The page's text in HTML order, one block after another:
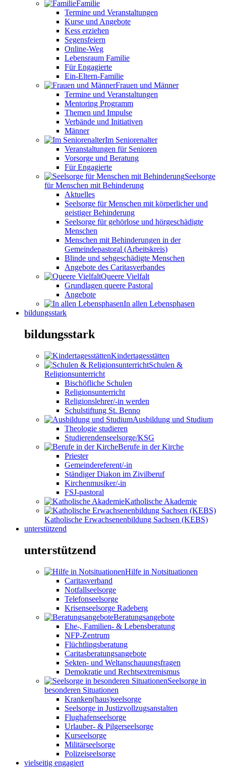
Familie
Termine und Veranstaltungen
Kurse und Angebote
Kess erziehen
Segensfeiern
Online-Weg
Lebensraum Familie
Für Engagierte
Ein-Eltern-Familie
Frauen und Männer
Termine und Veranstaltungen
Mentoring Programm
Themen und Impulse
Verbände und Initiativen
Männer
Im Seniorenalter
Veranstaltungen für Senioren
Vorsorge und Beratung
Für Engagierte
Seelsorge
für Menschen mit Behinderung
Aktuelles
Seelsorge für Menschen mit körperlicher und
geistiger Behinderung
Seelsorge für gehörlose und hörgeschädigte
Menschen
Menschen mit Behinderungen in der
Gemeindepastoral (Arbeitskreis)
Blinde und sehgeschädigte Menschen
Angebote des Caritasverbandes
Queere Vielfalt
Grundlagen queere Pastoral
Angebote
In allen Lebensphasen
bildungsstark
bildungsstark
Kindertagesstätten
Schulen &
Religionsunterricht
Bischöfliche Schulen
Religionsunterricht
Religionslehrer/-in werden
Schulstiftung St. Benno
Ausbildung und Studium
Theologie studieren
Studierendenseelsorge/KSG
Berufe in der Kirche
Priester
Gemeindereferent/-in
Ständiger Diakon im Zivilberuf
Kirchenmusiker/-in
FSJ-pastoral
Katholische Akademie
Katholische Erwachsenenbildung Sachsen (KEBS)
unterstützend
unterstützend
Hilfe in Notsituationen
Caritasverband
Notfallseelsorge
Telefonseelsorge
Krisenseelsorge Radeberg
Beratungsangebote
Ehe-, Familien- & Lebensberatung
NFP-Zentrum
Flüchtlingsberatung
Caritasberatungsangebote
Sekten- und Weltanschauungsfragen
Demokratie und Rechtsextremismus
Seelsorge in
besonderen Situationen
Kranken(haus)seelsorge
Seelsorge in Justizvollzugsanstalten
Flughafenseelsorge
Urlauber- & Pilgerseelsorge
Kurseelsorge
Militärseelsorge
Polizeiseelsorge
vielseitig engagiert